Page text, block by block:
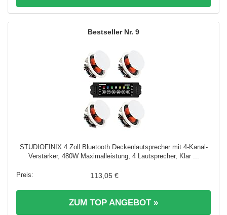
9
STUDIOFINIX 4 Zoll Bluetooth Deckenlautsprecher mit 4-Kanal-
Verstärker, 480W Maximalleistung, 4 Lautsprecher, Klar ...
113,05 €
ZUM TOP ANGEBOT »